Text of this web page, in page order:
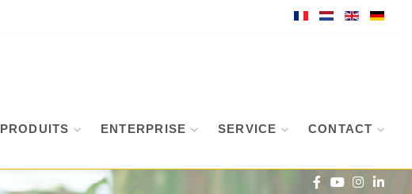
PRODUITS ENTERPRISE SERVICE CONTACT